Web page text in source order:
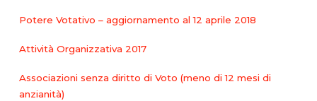
Potere Votativo – aggiornamento al 12 aprile 2018
Attività Organizzativa 2017
Associazioni senza diritto di Voto (meno di 12 mesi di
anzianità)